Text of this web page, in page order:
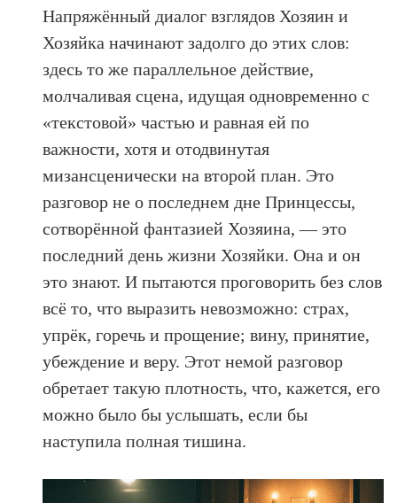
Напряжённый диалог взглядов Хозяин и
Хозяйка начинают задолго до этих слов:
здесь то же параллельное действие,
молчаливая сцена, идущая одновременно с
«текстовой» частью и равная ей по
важности, хотя и отодвинутая
мизансценически на второй план. Это
разговор не о последнем дне Принцессы,
сотворённой фантазией Хозяина, — это
последний день жизни Хозяйки. Она и он
это знают. И пытаются проговорить без слов
всё то, что выразить невозможно: страх,
упрёк, горечь и прощение; вину, принятие,
убеждение и веру. Этот немой разговор
обретает такую плотность, что, кажется, его
можно было бы услышать, если бы
наступила полная тишина.